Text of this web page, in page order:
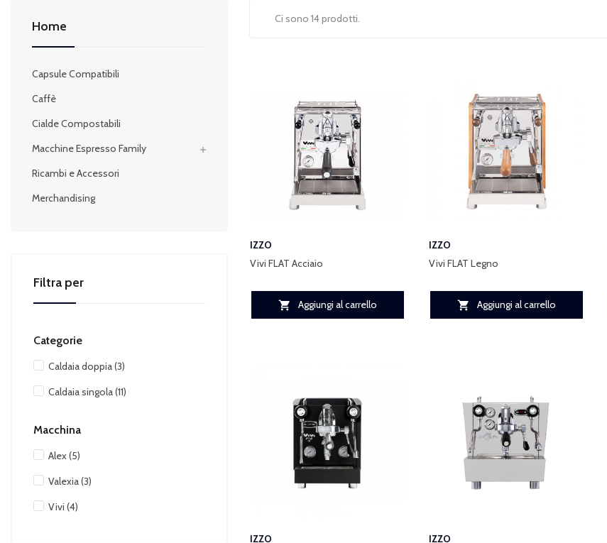
Home
Capsule Compatibili
Caffè
Cialde Compostabili
Macchine Espresso Family

Ricambi e Accessori
Merchandising
Filtra per
Categorie
Caldaia doppia(3)
Caldaia singola(11)
Macchina
Alex (5)
Valexia(3)
Vivi (4)
Ci sono 14 prodotti.
IZZO
Vivi FLAT Acciaio
 Aggiungi al carrello
IZZO
Vivi FLAT Legno
 Aggiungi al carrello
IZZO IZZO